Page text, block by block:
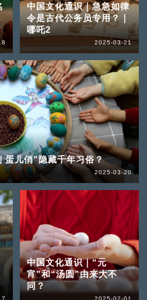
中国文化通识｜急急如律
令是古代公务员专用？｜
哪吒2
2025-03-21
蛋儿俏”隐藏千年习俗？
2025-03-20
中国文化通识｜“元
宵”和“汤圆”由来大不
同？
2025-02-01